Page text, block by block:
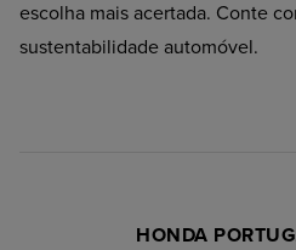
escolha mais acertada. Conte
sustentabilidade automóvel.
HONDA